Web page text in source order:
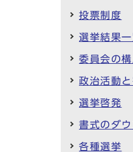
投票制度
選挙結果
委員会の
政治活動
選挙啓発
書式のダ
各種選挙